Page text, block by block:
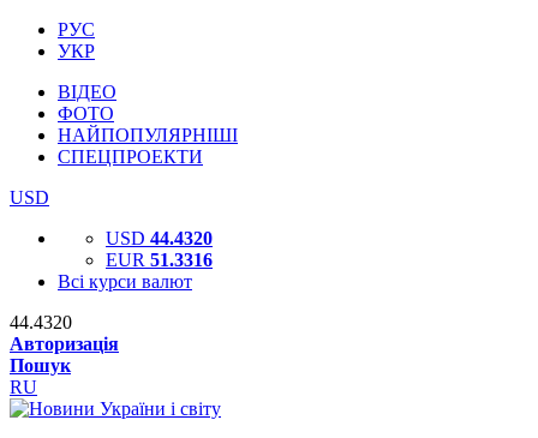
РУС
УКР
ВІДЕО
ФОТО
НАЙПОПУЛЯРНІШІ
СПЕЦПРОЕКТИ
USD
USD 44.4320
EUR 51.3316
Всі курси валют
44.4320
Авторизація
Пошук
RU